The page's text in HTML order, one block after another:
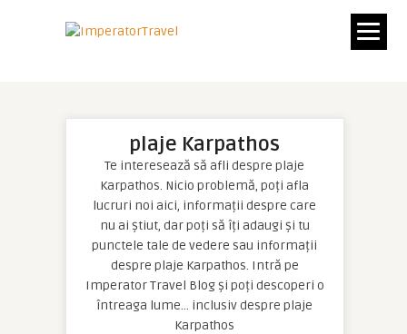
plaje Karpathos
Te interesează să afli despre plaje
Karpathos. Nicio problemă, poți afla
lucruri noi aici, informații despre care
nu ai știut, dar poți să îți adaugi și tu
punctele tale de vedere sau informații
despre plaje Karpathos. Intră pe
Imperator Travel Blog și poți descoperi o
întreaga lume… inclusiv despre plaje
Karpathos